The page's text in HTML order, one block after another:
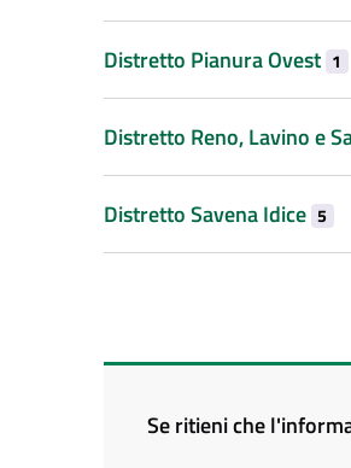
Distretto Pianura Ovest 1
Distretto Reno, Lavino e
Distretto Savena Idice 5
Se ritieni che